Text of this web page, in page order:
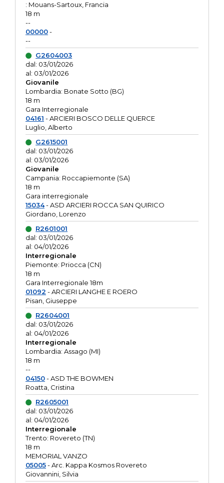
: Mouans-Sartoux, Francia
18 m
--
00000-
--
G2604003
dal: 03/01/2026
al: 03/01/2026
Giovanile
Lombardia: Bonate Sotto (BG)
18 m
Gara Interregionale
04161 - ARCIERI BOSCO DELLE QUERCE
Luglio, Alberto
G2615001
dal: 03/01/2026
al: 03/01/2026
Giovanile
Campania: Roccapiemonte (SA)
18 m
Gara interregionale
15034- ASD ARCIERI ROCCA SAN QUIRICO
Giordano, Lorenzo
R2601001
dal: 03/01/2026
al: 04/01/2026
Interregionale
Piemonte: Priocca (CN)
18 m
Gara Interregionale 18m
01092 - ARCIERI LANGHE E ROERO
Pisan, Giuseppe
R2604001
dal: 03/01/2026
al: 04/01/2026
Interregionale
Lombardia: Assago (MI)
18 m
--
04150- ASD THE BOWMEN
Roatta, Cristina
R2605001
dal: 03/01/2026
al: 04/01/2026
Interregionale
Trento: Rovereto (TN)
18 m
MEMORIAL VANZO
05005- Arc. Kappa Kosmos Rovereto
Giovannini, Silvia